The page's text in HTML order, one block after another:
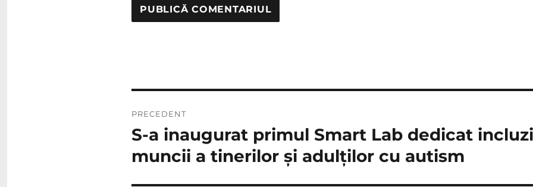
în
articole
PRECEDENT
Articolul
S-a inaugurat primul Smart Lab dedicat
muncii a tinerilor și adulților cu autism